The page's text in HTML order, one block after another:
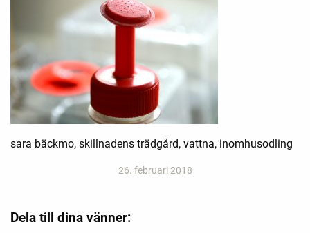
sara bäckmo, skillnadens trädgård, vattna, inomhusodling
26. februari 2018
Dela till dina vänner: